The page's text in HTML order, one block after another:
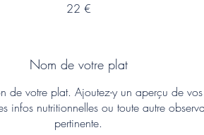
22 €
Nom de votre plat
de votre plat. Ajoutez-y un aperçu de vos
infos nutritionnelles ou toute autre
pertinente.